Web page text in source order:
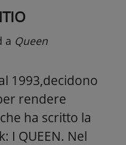
a Queen
1993,decidono
rendere
ha scritto la
I QUEEN. Nel